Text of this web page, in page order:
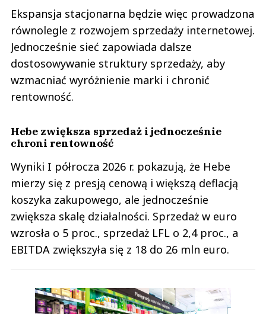
Ekspansja stacjonarna będzie więc prowadzona
równolegle z rozwojem sprzedaży internetowej.
Jednocześnie sieć zapowiada dalsze
dostosowywanie struktury sprzedaży, aby
wzmacniać wyróżnienie marki i chronić
rentowność.
Hebe zwiększa sprzedaż i jednocześnie
chroni rentowność
Wyniki I półrocza 2026 r. pokazują, że Hebe
mierzy się z presją cenową i większą deflacją
koszyka zakupowego, ale jednocześnie
zwiększa skalę działalności. Sprzedaż w euro
wzrosła o 5 proc., sprzedaż LFL o 2,4 proc., a
EBITDA zwiększyła się z 18 do 26 mln euro.